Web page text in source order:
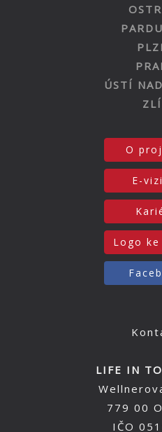
ÚSTÍ
O
E-
Logo
LIFE IN
779 00
IČO